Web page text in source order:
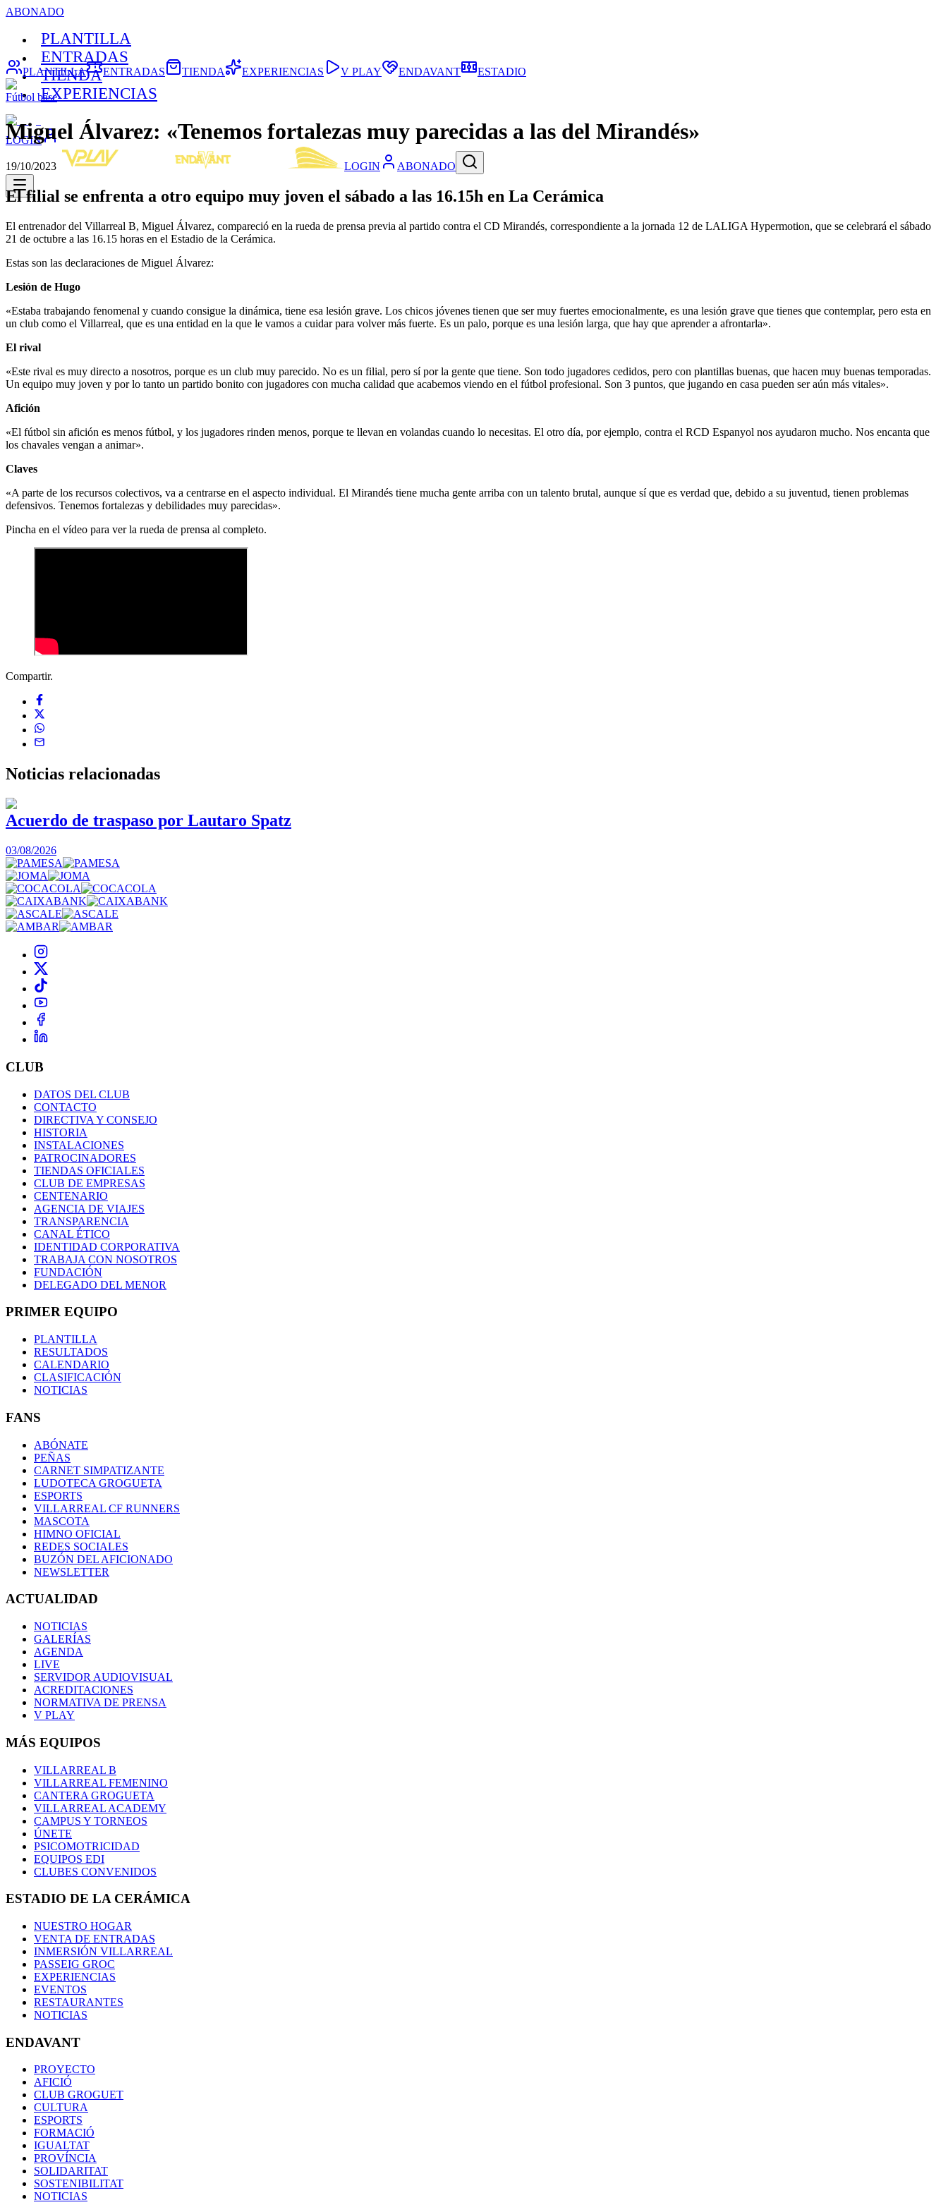
ABONADO
PLANTILLA
ENTRADAS
TIENDA
EXPERIENCIAS
LOGIN
LOGIN ABONADO
PLANTILLA ENTRADAS TIENDA EXPERIENCIAS V PLAY ENDAVANT ESTADIO
Fútbol base
Miguel Álvarez: «Tenemos fortalezas muy parecidas a las del Mirandés»
19/10/2023
El filial se enfrenta a otro equipo muy joven el sábado a las 16.15h en La Cerámica
El entrenador del Villarreal B, Miguel Álvarez, compareció en la rueda de prensa previa al partido contra el CD Mirandés, correspondiente a la jornada 12 de LALIGA Hypermotion, que se celebrará el sábado
21 de octubre a las 16.15 horas en el Estadio de la Cerámica.
Estas son las declaraciones de Miguel Álvarez:
Lesión de Hugo
«Estaba trabajando fenomenal y cuando consigue la dinámica, tiene esa lesión grave. Los chicos jóvenes tienen que ser muy fuertes emocionalmente, es una lesión grave que tienes que contemplar, pero esta en
un club como el Villarreal, que es una entidad en la que le vamos a cuidar para volver más fuerte. Es un palo, porque es una lesión larga, que hay que aprender a afrontarla».
El rival
«Este rival es muy directo a nosotros, porque es un club muy parecido. No es un filial, pero sí por la gente que tiene. Son todo jugadores cedidos, pero con plantillas buenas, que hacen muy buenas temporadas.
Un equipo muy joven y por lo tanto un partido bonito con jugadores con mucha calidad que acabemos viendo en el fútbol profesional. Son 3 puntos, que jugando en casa pueden ser aún más vitales».
Afición
«El fútbol sin afición es menos fútbol, y los jugadores rinden menos, porque te llevan en volandas cuando lo necesitas. El otro día, por ejemplo, contra el RCD Espanyol nos ayudaron mucho. Nos encanta que
los chavales vengan a animar».
Claves
«A parte de los recursos colectivos, va a centrarse en el aspecto individual. El Mirandés tiene mucha gente arriba con un talento brutal, aunque sí que es verdad que, debido a su juventud, tienen problemas
defensivos. Tenemos fortalezas y debilidades muy parecidas».
Pincha en el vídeo para ver la rueda de prensa al completo.
Compartir.
Noticias relacionadas
Acuerdo de traspaso por Lautaro Spatz
03/08/2026
CLUB
DATOS DEL CLUB
CONTACTO
DIRECTIVA Y CONSEJO
HISTORIA
INSTALACIONES
PATROCINADORES
TIENDAS OFICIALES
CLUB DE EMPRESAS
CENTENARIO
AGENCIA DE VIAJES
TRANSPARENCIA
CANAL ÉTICO
IDENTIDAD CORPORATIVA
TRABAJA CON NOSOTROS
FUNDACIÓN
DELEGADO DEL MENOR
PRIMER EQUIPO
PLANTILLA
RESULTADOS
CALENDARIO
CLASIFICACIÓN
NOTICIAS
FANS
ABÓNATE
PEÑAS
CARNET SIMPATIZANTE
LUDOTECA GROGUETA
ESPORTS
VILLARREAL CF RUNNERS
MASCOTA
HIMNO OFICIAL
REDES SOCIALES
BUZÓN DEL AFICIONADO
NEWSLETTER
ACTUALIDAD
NOTICIAS
GALERÍAS
AGENDA
LIVE
SERVIDOR AUDIOVISUAL
ACREDITACIONES
NORMATIVA DE PRENSA
V PLAY
MÁS EQUIPOS
VILLARREAL B
VILLARREAL FEMENINO
CANTERA GROGUETA
VILLARREAL ACADEMY
CAMPUS Y TORNEOS
ÚNETE
PSICOMOTRICIDAD
EQUIPOS EDI
CLUBES CONVENIDOS
ESTADIO DE LA CERÁMICA
NUESTRO HOGAR
VENTA DE ENTRADAS
INMERSIÓN VILLARREAL
PASSEIG GROC
EXPERIENCIAS
EVENTOS
RESTAURANTES
NOTICIAS
ENDAVANT
PROYECTO
AFICIÓ
CLUB GROGUET
CULTURA
ESPORTS
FORMACIÓ
IGUALTAT
PROVÍNCIA
SOLIDARITAT
SOSTENIBILITAT
NOTICIAS